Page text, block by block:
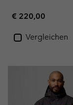
Regular price:
€ 220,00
Vergleichen